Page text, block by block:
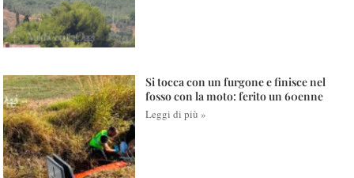
Si tocca con un furgone e finisce nel
fosso con la moto: ferito un 60enne
Leggi di più »